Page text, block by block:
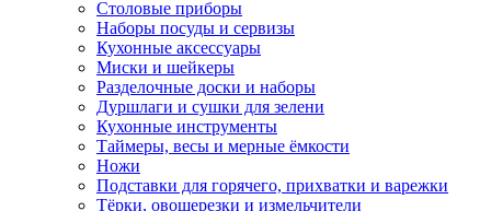
Столовые приборы
Наборы посуды и сервизы
Кухонные аксессуары
Миски и шейкеры
Разделочные доски и наборы
Дуршлаги и сушки для зелени
Кухонные инструменты
Таймеры, весы и мерные ёмкости
Ножи
Подставки для горячего, прихватки и варежки
Тёрки, овощерезки и измельчители